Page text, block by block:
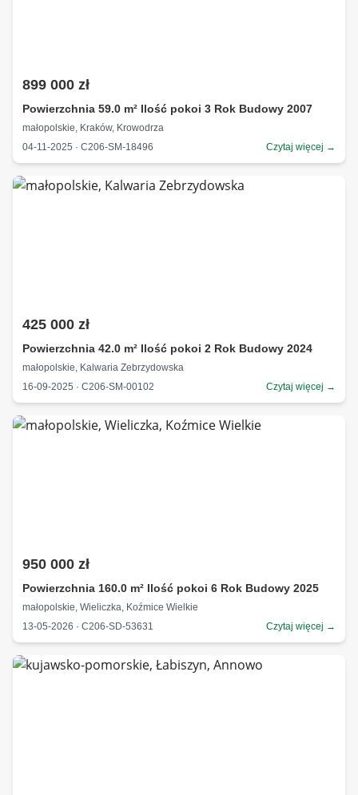
899 000 zł
Powierzchnia 59.0 m² Ilość pokoi 3 Rok Budowy 2007
małopolskie, Kraków, Krowodrza
04-11-2025 · C206-SM-18496
Czytaj więcej →
425 000 zł
Powierzchnia 42.0 m² Ilość pokoi 2 Rok Budowy 2024
małopolskie, Kalwaria Zebrzydowska
16-09-2025 · C206-SM-00102
Czytaj więcej →
950 000 zł
Powierzchnia 160.0 m² Ilość pokoi 6 Rok Budowy 2025
małopolskie, Wieliczka, Koźmice Wielkie
13-05-2026 · C206-SD-53631
Czytaj więcej →